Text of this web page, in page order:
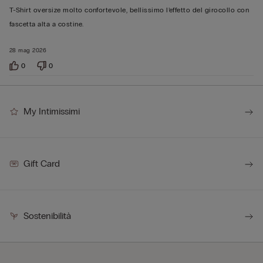
su
5
28 mag 2026
T-Shirt oversize molto confortevole, bellissimo l’effetto del girocollo con
fascetta alta a costine.
0 0
My Intimissimi
Gift Card
Sostenibilità